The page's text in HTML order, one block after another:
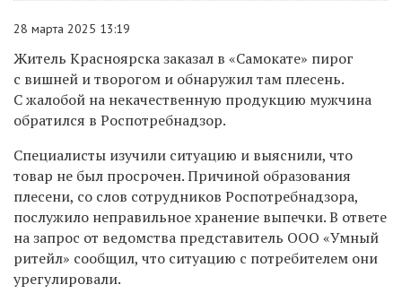
28 марта 2025 13:19
Житель Красноярска заказал в «Самокате» пирог
с вишней и творогом и обнаружил там плесень.
С жалобой на некачественную продукцию мужчина
обратился в Роспотребнадзор.
Специалисты изучили ситуацию и выяснили, что
товар не был просрочен. Причиной образования
плесени, со слов сотрудников Роспотребнадзора,
послужило неправильное хранение выпечки. В ответе
на запрос от ведомства представитель ООО «Умный
ритейл» сообщил, что ситуацию с потребителем они
урегулировали.